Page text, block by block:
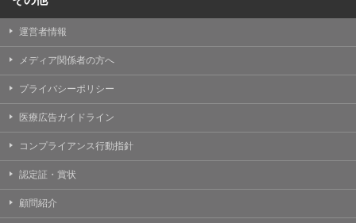
運営者情報
メディア関係者の方へ
プライバシーポリシー
医療広告ガイドライン
コンプライアンス行動指針
認定証・賞状
顧問紹介